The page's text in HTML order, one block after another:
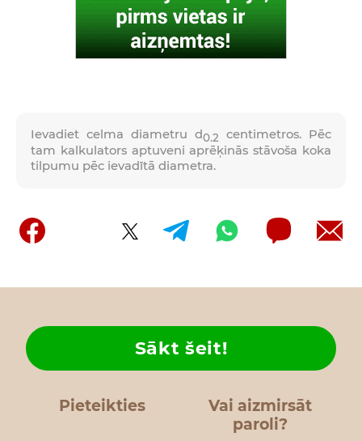
Ievadiet celma diametru d0.2
centimetros. Pēc
tam kalkulators aptuveni aprēķinās stāvoša koka
tilpumu pēc ievadītā diametra.
Pieteikties
Vai aizmirsāt
paroli?
Sākt šeit!